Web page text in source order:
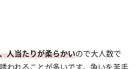
人当たりが柔らかいので大人数で
われることが多いです。争いを苦手